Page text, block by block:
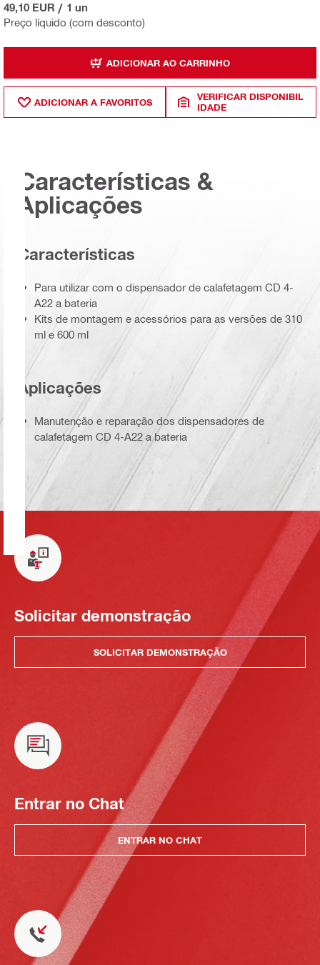
Preço líquido (com desconto)
49,10 EUR / 1 un
ADICIONAR AO CARRINHO
ADICIONAR A FAVORITOS
VERIFICAR DISPONIBIL
IDADE
Características &
Aplicações
Características
Para utilizar com o dispensador de calafetagem CD 4-
A22 a bateria
Kits de montagem e acessórios para as versões de 310
ml e 600 ml
Aplicações
Manutenção e reparação dos dispensadores de
calafetagem CD 4-A22 a bateria
Solicitar demonstração
SOLICITAR DEMONSTRAÇÃO
Entrar no Chat
ENTRAR NO CHAT